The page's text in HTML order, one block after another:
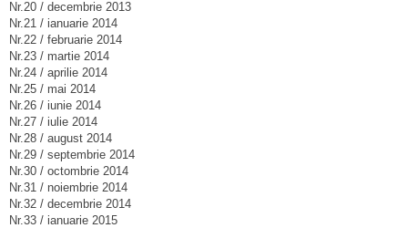
Nr.20 / decembrie 2013
Nr.21 / ianuarie 2014
Nr.22 / februarie 2014
Nr.23 / martie 2014
Nr.24 / aprilie 2014
Nr.25 / mai 2014
Nr.26 / iunie 2014
Nr.27 / iulie 2014
Nr.28 / august 2014
Nr.29 / septembrie 2014
Nr.30 / octombrie 2014
Nr.31 / noiembrie 2014
Nr.32 / decembrie 2014
Nr.33 / ianuarie 2015